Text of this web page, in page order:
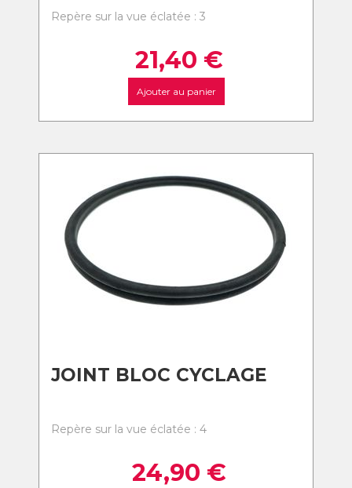
Repère sur la vue éclatée : 3
21,40 €
Ajouter au panier
JOINT BLOC CYCLAGE
Repère sur la vue éclatée : 4
24,90 €